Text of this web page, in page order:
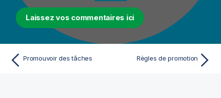
Laissez vos commentaires ici
Promouvoir des tâches Règles de promotion